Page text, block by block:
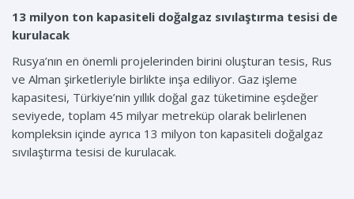
13 milyon ton kapasiteli doğalgaz sıvılaştırma tesisi de
kurulacak
Rusya’nın en önemli projelerinden birini oluşturan tesis, Rus
ve Alman şirketleriyle birlikte inşa ediliyor. Gaz işleme
kapasitesi, Türkiye’nin yıllık doğal gaz tüketimine eşdeğer
seviyede, toplam 45 milyar metreküp olarak belirlenen
kompleksin içinde ayrıca 13 milyon ton kapasiteli doğalgaz
sıvılaştırma tesisi de kurulacak.